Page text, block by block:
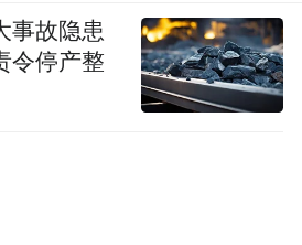
事故隐患
令停产整